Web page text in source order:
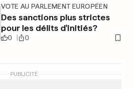
VOTE AU PARLEMENT EUROPÉEN
Des sanctions plus strictes
pour les délits d'initiés?
0 0
PUBLICITÉ